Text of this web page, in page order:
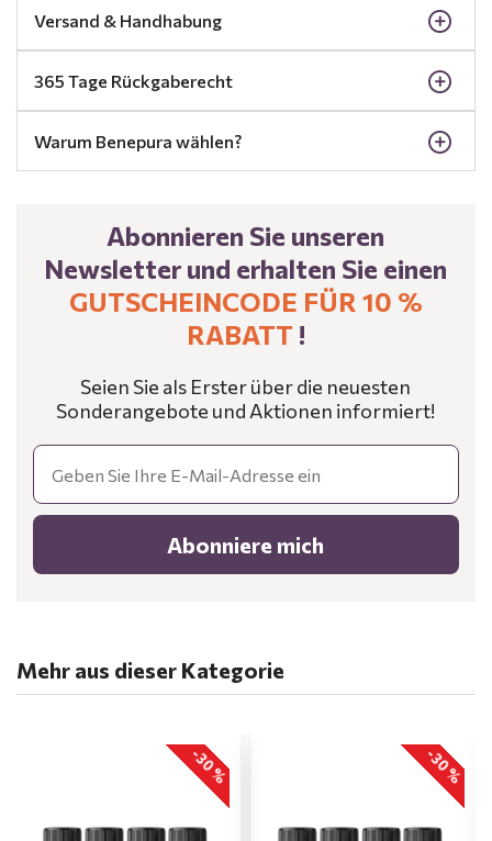
Versand & Handhabung
365 Tage Rückgaberecht
Warum Benepura wählen?
Abonnieren Sie unseren
Newsletter und erhalten Sie einen
GUTSCHEINCODE FÜR 10 %
RABATT !
Seien Sie als Erster über die neuesten
Sonderangebote und Aktionen informiert!
Email
Abonniere mich
Mehr aus dieser Kategorie
-30 % -30 %